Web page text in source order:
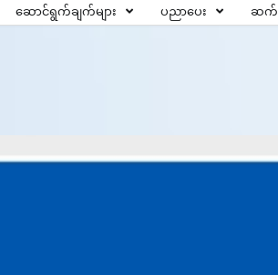
ဆောင်ရွက်ချက်များ ပညာပေး ဆက်